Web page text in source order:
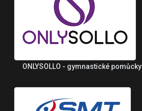
ONLYSOLLO - gymnastické pomůcky